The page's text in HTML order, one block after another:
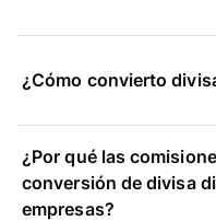
¿Cómo convierto
¿Por qué las
conversión de divisa
empresas?